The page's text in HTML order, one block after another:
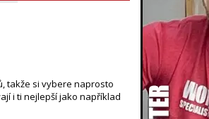
takže si vybere naprosto
i ti nejlepší jako například